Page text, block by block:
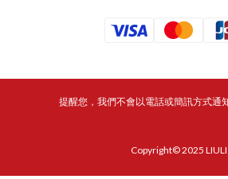
提醒您，我們不會以電話或簡訊方式通
Copyright© 2025 LIULI